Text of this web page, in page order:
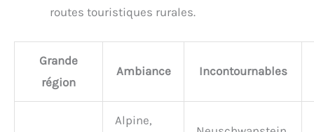
routes touristiques rurales.
Grande
région
Ambiance Incontournables
Alpine,